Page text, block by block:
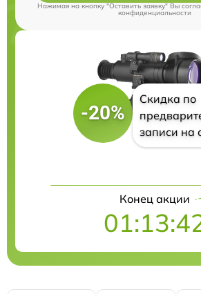
Нажимая на кнопку "Оставить заявку" Вы
конфиденциальности
-20%
Скидка по
записи на
Конец акции